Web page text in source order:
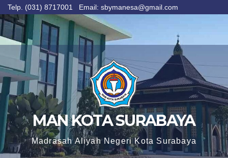
Telp. (031) 8717001 Email: sbymanesa@gmail.com
Skip
to
content
MAN KOTA SURABAYA
Madrasah Aliyah Negeri Kota Surabaya